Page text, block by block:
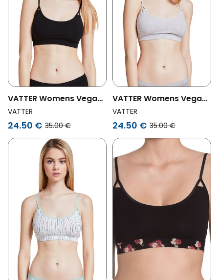
VATTER Womens Vegan
Bralette Paula Black
VATTER
24.50 € 35.00 €
VATTER Womens Vegan
Bralette Paula Grey
VATTER
24.50 € 35.00 €